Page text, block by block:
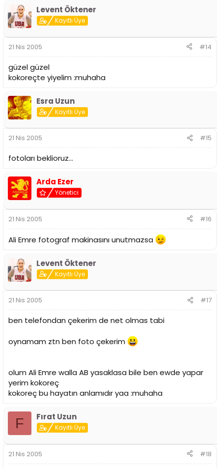
Levent Öktener
Kayıtlı Üye
21 Nis 2005 #14
güzel güzel
kokoreçte yiyelim :muhaha
Esra Uzun
Kayıtlı Üye
21 Nis 2005 #15
fotoları beklioruz...
Arda Ezer
Yönetici
21 Nis 2005 #16
Ali Emre fotograf makinasını unutmazsa
Levent Öktener
Kayıtlı Üye
21 Nis 2005 #17
ben telefondan çekerim de net olmas tabi
oynamam ztn ben foto çekerim
olum Ali Emre walla AB yasaklasa bile ben ewde yapar
yerim kokoreç
kokoreç bu hayatın anlamıdır yaa :muhaha
F Fırat Uzun
Kayıtlı Üye
21 Nis 2005 #18